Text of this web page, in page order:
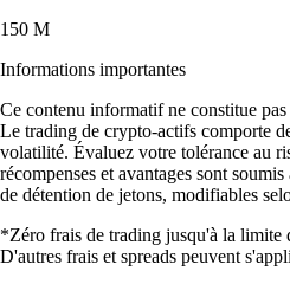
150 M
Informations importantes
Ce contenu informatif ne constitue
Le trading de crypto-actifs comporte
volatilité. Évaluez votre tolérance au
récompenses et avantages sont
de détention de jetons, modifiables
*Zéro frais de trading jusqu'à la limite
D'autres frais et spreads peuvent